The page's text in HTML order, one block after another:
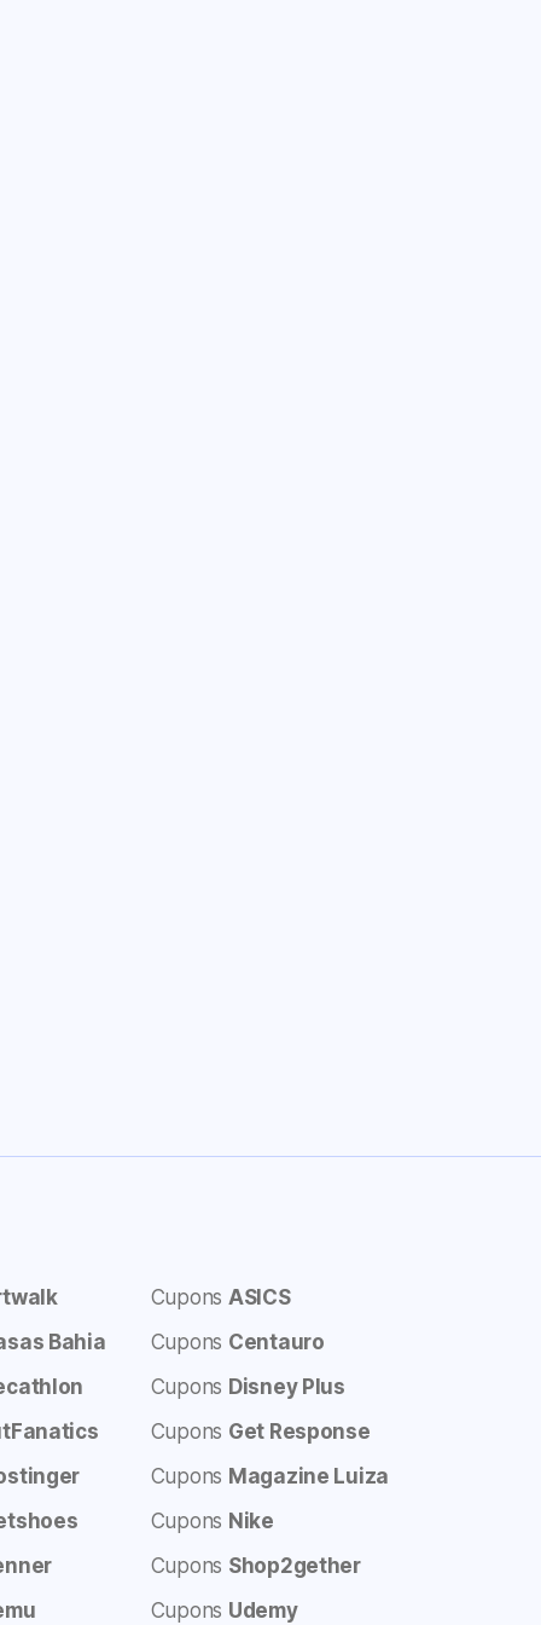
Cupons ASICS
Bahia Cupons Centauro
Cupons Disney Plus
Cupons Get Response
Cupons Magazine Luiza
Cupons Nike
Cupons Shop2gether
Cupons Udemy